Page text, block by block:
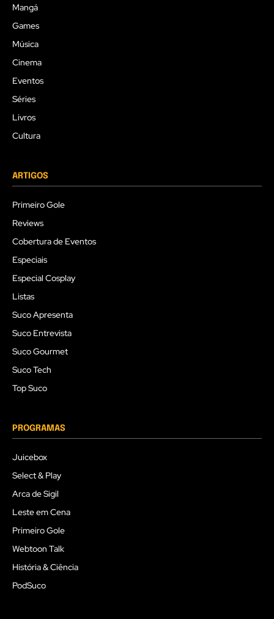
Mangá
Games
Música
Cinema
Eventos
Séries
Livros
Cultura
ARTIGOS
Primeiro Gole
Reviews
Cobertura de Eventos
Especiais
Especial Cosplay
Listas
Suco Apresenta
Suco Entrevista
Suco Gourmet
Suco Tech
Top Suco
PROGRAMAS
Juicebox
Select & Play
Arca de Sigil
Leste em Cena
Primeiro Gole
Webtoon Talk
História & Ciência
PodSuco